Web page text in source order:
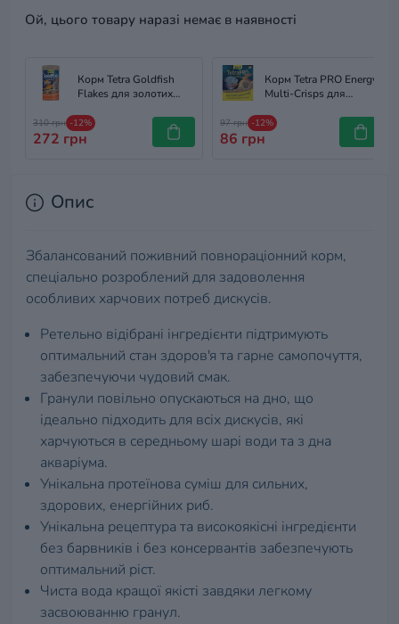
Ой, цього товару наразі немає в наявності
Корм Tetra Goldfish
Flakes для золотих
310 грн -12%
272 грн
Корм Tetra PRO Energy
Multi-Crisps для
(чіпси)
97 грн -12%
86 грн
Опис
Збалансований поживний повнораціонний корм,
спеціально розроблений для задоволення
особливих харчових потреб дискусів.
Ретельно відібрані інгредієнти підтримують
оптимальний стан здоров'я та гарне самопочуття,
забезпечуючи чудовий смак.
Гранули повільно опускаються на дно, що
ідеально підходить для всіх дискусів, які
харчуються в середньому шарі води та з дна
акваріума.
Унікальна протеїнова суміш для сильних,
здорових, енергійних риб.
Унікальна рецептура та високоякісні інгредієнти
без барвників і без консервантів забезпечують
оптимальний ріст.
Чиста вода кращої якісті завдяки легкому
засвоюванню гранул.